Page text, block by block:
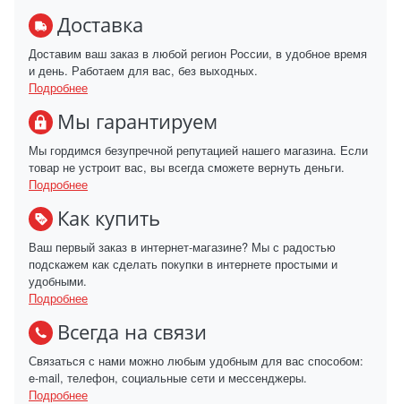
Доставка
Доставим ваш заказ в любой регион России, в удобное время
и день. Работаем для вас, без выходных.
Подробнее
Мы гарантируем
Мы гордимся безупречной репутацией нашего магазина. Если
товар не устроит вас, вы всегда сможете вернуть деньги.
Подробнее
Как купить
Ваш первый заказ в интернет-магазине? Мы с радостью
подскажем как сделать покупки в интернете простыми и
удобными.
Подробнее
Всегда на связи
Связаться с нами можно любым удобным для вас способом:
e-mail, телефон, социальные сети и мессенджеры.
Подробнее